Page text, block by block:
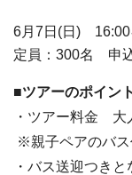
6月7日(日)
定員：300名 申
■ツアーのポイント
・ツアー料金
※親子ペアのバス
・バス送迎つき